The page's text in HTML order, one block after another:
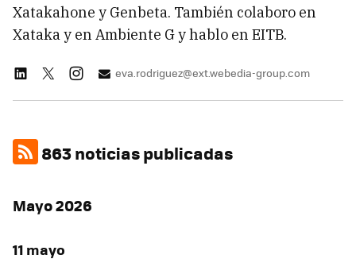
Xatakahone y Genbeta. También colaboro en
Xataka y en Ambiente G y hablo en EITB.
eva.rodriguez@ext.webedia-group.com
863 noticias publicadas
Mayo 2026
11 mayo